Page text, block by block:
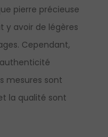
pierre précieuse
y avoir de légères
Cependant,
mesures sont
la qualité sont